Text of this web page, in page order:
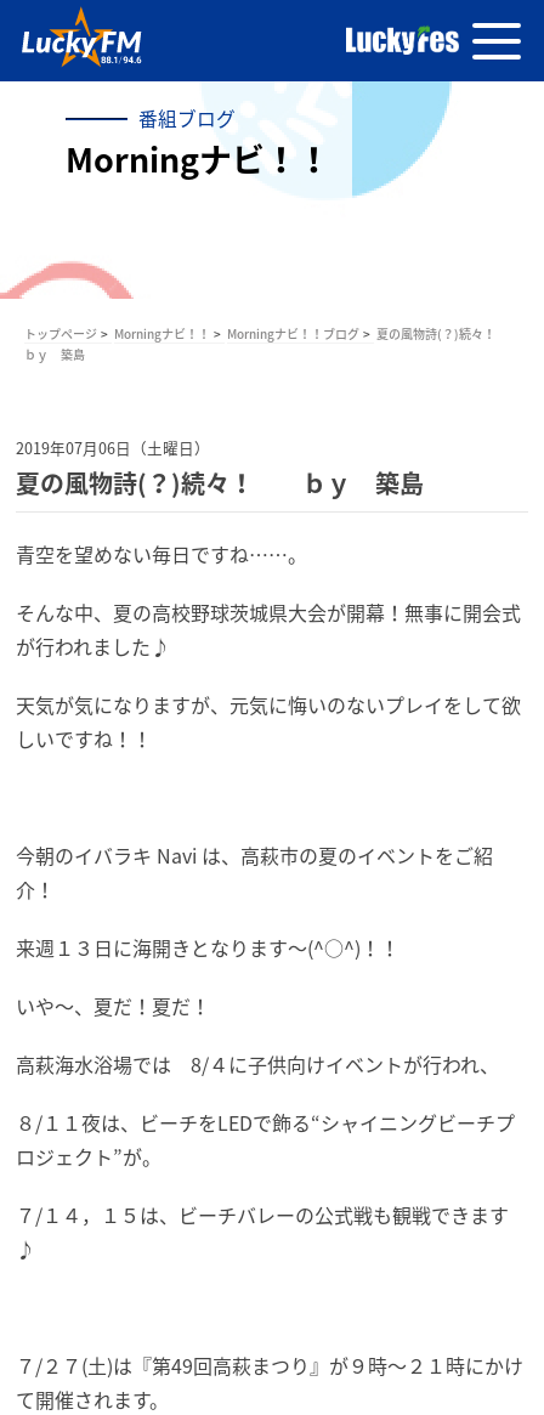
番組ブログ
Morningナビ！！
トップページ Morningナビ！！ Morningナビ！！ブログ
夏の風物詩(？)続々！
ｂｙ 築島
2019年07月06日（土曜日）
夏の風物詩(？)続々！ ｂｙ 築島
青空を望めない毎日ですね……。
そんな中、夏の高校野球茨城県大会が開幕！無事に開会式
が行われました♪
天気が気になりますが、元気に悔いのないプレイをして欲
しいですね！！
今朝のイバラキ Navi は、高萩市の夏のイベントをご紹
介！
来週１３日に海開きとなります～(^○^)！！
いや～、夏だ！夏だ！
高萩海水浴場では 8/４に子供向けイベントが行われ、
８/１１夜は、ビーチをLEDで飾る“シャイニングビーチプ
ロジェクト”が。
７/１４，１５は、ビーチバレーの公式戦も観戦できます
♪
７/２７(土)は『第49回高萩まつり』が９時～２１時にかけ
て開催されます。